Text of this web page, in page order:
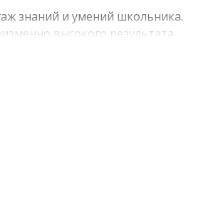
знаний и умений школьника.
высокого результата.
индивидуальной подготовкой.